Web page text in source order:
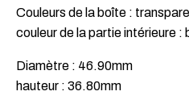
Couleurs de la boîte :
couleur de la partie intérieure :
Diamètre : 46.90mm
hauteur : 36.80mm